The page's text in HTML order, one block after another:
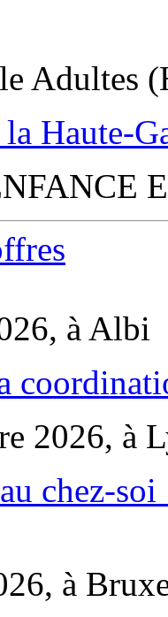
Adultes
Haute-
à Albi
2026, à
chez-
à